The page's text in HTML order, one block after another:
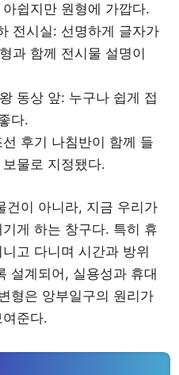
쉽지만 원형에 가깝다.
전시실: 선명하게 글자가
과 함께 전시물 설명이
동상 앞: 누구나 쉽게 접
다.
후기 나침반이 함께 들
물로 지정됐다.
건이 아니라, 지금 우리가
게 하는 창구다. 특히 휴
고 다니며 시간과 방위
설계되어, 실용성과 휴대
형은 앙부일구의 원리가
준다.